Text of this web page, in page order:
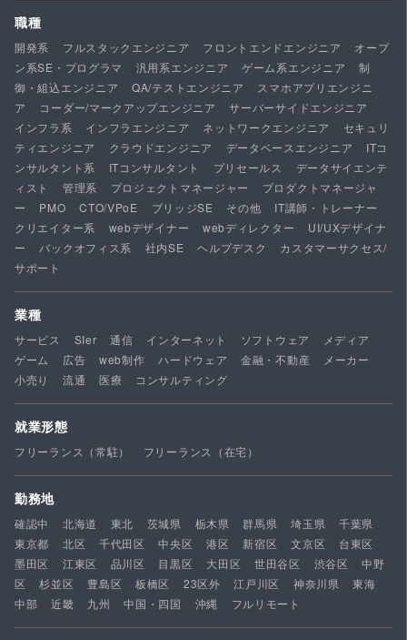
職種
開発系 フルスタックエンジニア フロントエンドエンジニア
オープ
ン系SE・プログラマ
汎用系エンジニア ゲーム系エンジニア
制
御・組込エンジニア
QA/テストエンジニア
スマホアプリエンジニ
ア
コーダー/マークアップエンジニア
サーバーサイドエンジニア
インフラ系
インフラエンジニア ネットワークエンジニア
セキュリ
ティエンジニア
クラウドエンジニア データベースエンジニア
ITコ
ンサルタント系
ITコンサルタント プリセールス
データサイエンテ
ィスト
管理系 プロジェクトマネージャー
プロダクトマネージャ
ー
PMO CTO/VPoE ブリッジSE その他
IT講師・トレーナー
クリエイター系
webデザイナー webディレクター
UI/UXデザイナ
ー
バックオフィス系 社内SE ヘルプデスク
カスタマーサクセス/
サポート
業種
サービス SIer 通信 インターネット ソフトウェア
メディア
ゲーム
広告 web制作 ハードウェア 金融・不動産
メーカー
小売り
流通 医療 コンサルティング
就業形態
フリーランス（常駐） フリーランス（在宅）
勤務地
確認中 北海道 東北 茨城県 栃木県 群馬県 埼玉県
千葉県
東京都
北区 千代田区 中央区 港区 新宿区 文京区
台東区
墨田区
江東区 品川区 目黒区 大田区 世田谷区 渋谷区
中野
区
杉並区 豊島区 板橋区 23区外 江戸川区 神奈川県
東海
中部
近畿 九州 中国・四国 沖縄 フルリモート